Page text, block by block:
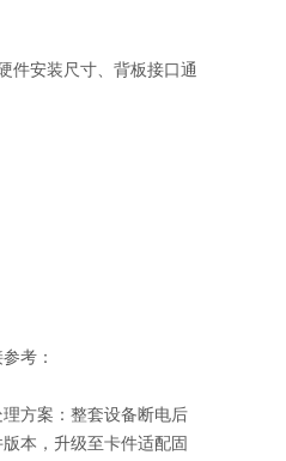
件安装尺寸、背板接口通
考：
方案：整套设备断电后
本，升级至卡件适配固